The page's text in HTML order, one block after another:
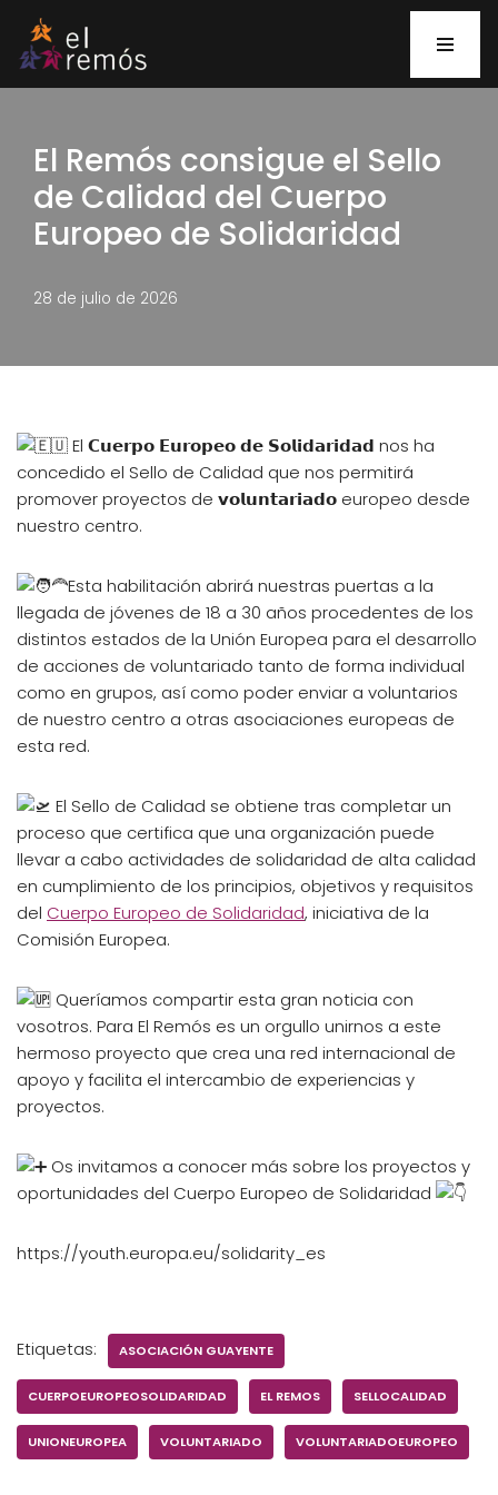
Saltar
al
El Remós consigue el Sello
de Calidad del Cuerpo
Europeo de Solidaridad
28 de julio de 2026
El 𝗖𝘂𝗲𝗿𝗽𝗼 𝗘𝘂𝗿𝗼𝗽𝗲𝗼 𝗱𝗲 𝗦𝗼𝗹𝗶𝗱𝗮𝗿𝗶𝗱𝗮𝗱 nos ha
concedido el Sello de Calidad que nos permitirá
promover proyectos de 𝘃𝗼𝗹𝘂𝗻𝘁𝗮𝗿𝗶𝗮𝗱𝗼 europeo desde
nuestro centro.
Esta habilitación abrirá nuestras puertas a la
llegada de jóvenes de 18 a 30 años procedentes de los
distintos estados de la Unión Europea para el desarrollo
de acciones de voluntariado tanto de forma individual
como en grupos, así como poder enviar a voluntarios
de nuestro centro a otras asociaciones europeas de
esta red.
El Sello de Calidad se obtiene tras completar un
proceso que certifica que una organización puede
llevar a cabo actividades de solidaridad de alta calidad
en cumplimiento de los principios, objetivos y requisitos
del Cuerpo Europeo de Solidaridad, iniciativa de la
Comisión Europea.
Queríamos compartir esta gran noticia con
vosotros. Para El Remós es un orgullo unirnos a este
hermoso proyecto que crea una red internacional de
apoyo y facilita el intercambio de experiencias y
proyectos.
Os invitamos a conocer más sobre los proyectos y
oportunidades del Cuerpo Europeo de Solidaridad
https://youth.europa.eu/solidarity_es
Etiquetas: ASOCIACIÓN GUAYENTE
CUERPOEUROPEOSOLIDARIDAD EL REMOS SELLOCALIDAD
UNIONEUROPEA VOLUNTARIADO VOLUNTARIADOEUROPEO